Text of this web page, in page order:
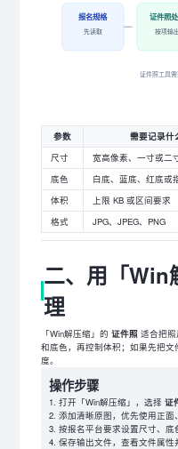
报名规格
先读取
证件照
按项输
证件照工具
参数 需要记录什
尺寸
宽高像素、一寸或二
底色
白底、蓝底、红底或
体积
上限 KB 或区间要求
格式
JPG、JPEG、PNG
二、用「Win
理
「Win解压缩」的证件照 适合把
和底色，再控制体积；如果先把
度。
操作步骤
打开「Win解压缩」，选择证
添加清晰原图，优先使用正面
按报名平台要求设置尺寸、底
保存输出文件，查看文件属性